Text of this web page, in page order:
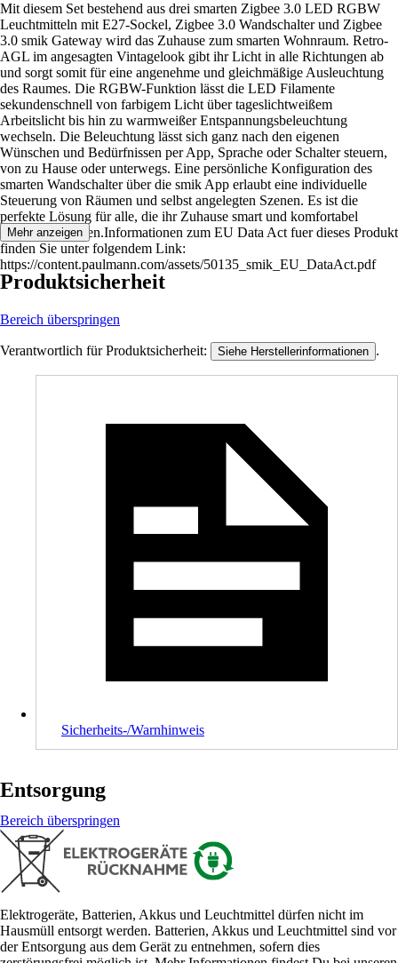
Mit diesem Set bestehend aus drei smarten Zigbee 3.0 LED RGBW
Leuchtmitteln mit E27-Sockel, Zigbee 3.0 Wandschalter und Zigbee
3.0 smik Gateway wird das Zuhause zum smarten Wohnraum. Retro-
AGL im angesagten Vintagelook gibt ihr Licht in alle Richtungen ab
und sorgt somit für eine angenehme und gleichmäßige Ausleuchtung
des Raumes. Die RGBW-Funktion lässt die LED Filamente
sekundenschnell von farbigem Licht über tageslichtweißem
Arbeitslicht bis hin zu warmweißer Entspannungsbeleuchtung
wechseln. Die Beleuchtung lässt sich ganz nach den eigenen
Wünschen und Bedürfnissen per App, Sprache oder Schalter steuern,
von zu Hause oder unterwegs. Eine persönliche Konfiguration des
smarten Wandschalter über die smik App erlaubt eine individuelle
Steuerung von Räumen und selbst angelegten Szenen. Es ist die
perfekte Lösung für alle, die ihr Zuhause smart und komfortabel
gestalten möchten.Informationen zum EU Data Act fuer dieses Produkt
finden Sie unter folgendem Link:
https://content.paulmann.com/assets/50135_smik_EU_DataAct.pdf
Mehr anzeigen
Produktsicherheit
Bereich überspringen
Verantwortlich für Produktsicherheit: Siehe Herstellerinformationen .
Sicherheits-/Warnhinweis
Entsorgung
Bereich überspringen
Elektrogeräte, Batterien, Akkus und Leuchtmittel dürfen nicht im
Hausmüll entsorgt werden. Batterien, Akkus und Leuchtmittel sind vor
der Entsorgung aus dem Gerät zu entnehmen, sofern dies